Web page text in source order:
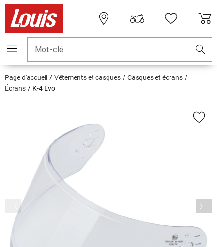
Mot-clé
Page d'accueil Vêtements et casques
Casques et écrans
Écrans
K-4 Evo